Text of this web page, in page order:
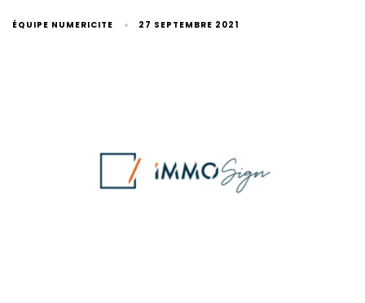
ÉQUIPE NUMERICITE 27 SEPTEMBRE 2021